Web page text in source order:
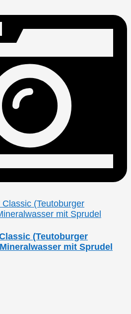
(Teutoburger
mit Sprudel